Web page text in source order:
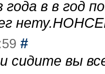
в в год
#
сидите вы